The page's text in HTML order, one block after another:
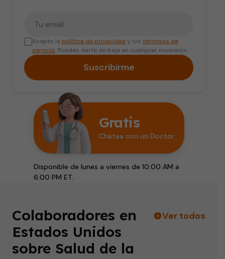
Acepto la política de privacidad y los términos de
servicio. Puedes darte de baja en cualquier momento.
Suscribirme
Gratis
Chatea con un Doctor
Disponible de lunes a viernes de 10:00 AM a
6:00 PM ET.
Colaboradores en
Estados Unidos
sobre Salud de la
Ver todos